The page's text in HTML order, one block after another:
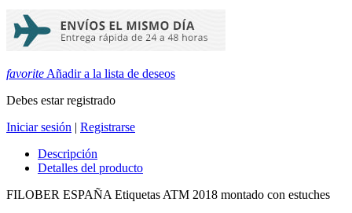
favorite Añadir a la lista de deseos
Debes estar registrado
Iniciar sesión | Registrarse
Descripción
Detalles del producto
FILOBER ESPAÑA Etiquetas ATM 2018 montado con estuches